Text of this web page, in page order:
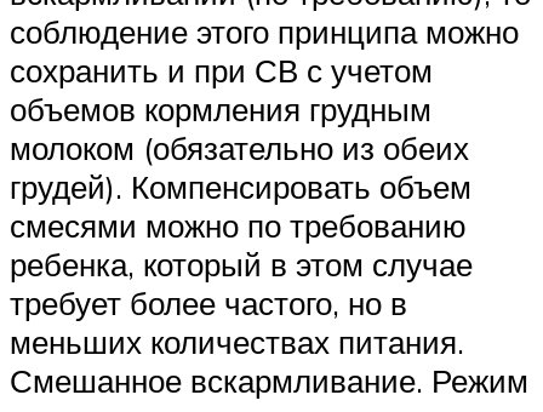
соблюдение этого принципа можно
сохранить и при СВ с учетом
объемов кормления грудным
молоком (обязательно из обеих
грудей). Компенсировать объем
смесями можно по требованию
ребенка, который в этом случае
требует более частого, но в
меньших количествах питания.
Смешанное вскармливание. Режим